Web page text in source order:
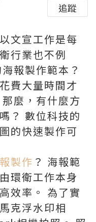
追蹤
文宣工作是每
行業也不例
報製作範本？
費大量時間才
麼，有什麼方
？ 數位科技的
的快速製作可
製作 ？ 海報範
環衛工作本身
效率。 為了實
克浮水印相